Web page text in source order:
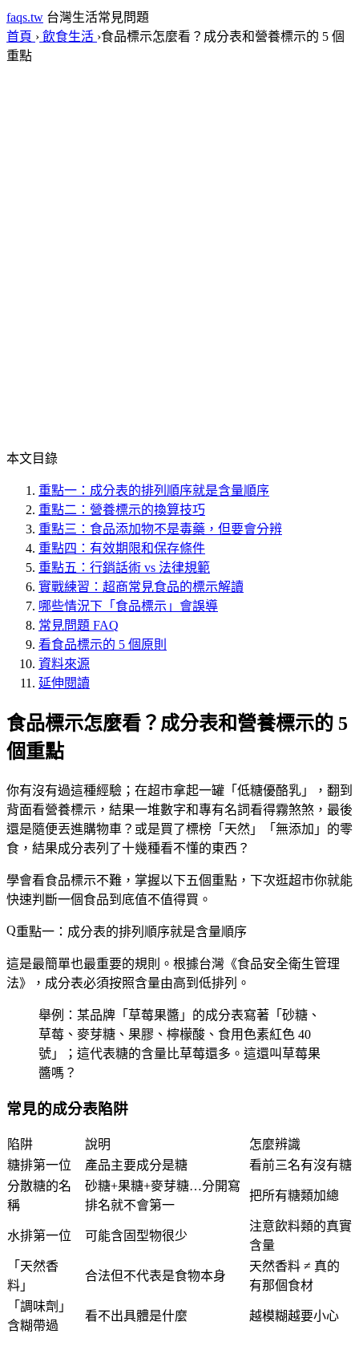
faqs.tw 台灣生活常見問題
首頁 › 飲食生活 ›食品標示怎麼看？成分表和營養標示的 5 個
重點
本文目錄
重點一：成分表的排列順序就是含量順序
重點二：營養標示的換算技巧
重點三：食品添加物不是毒藥，但要會分辨
重點四：有效期限和保存條件
重點五：行銷話術 vs 法律規範
實戰練習：超商常見食品的標示解讀
哪些情況下「食品標示」會誤導
常見問題 FAQ
看食品標示的 5 個原則
資料來源
延伸閱讀
食品標示怎麼看？成分表和營養標示的 5
個重點
你有沒有過這種經驗；在超市拿起一罐「低糖優酪乳」，翻到
背面看營養標示，結果一堆數字和專有名詞看得霧煞煞，最後
還是隨便丟進購物車？或是買了標榜「天然」「無添加」的零
食，結果成分表列了十幾種看不懂的東西？
學會看食品標示不難，掌握以下五個重點，下次逛超市你就能
快速判斷一個食品到底值不值得買。
重點一：成分表的排列順序就是含量順序
這是最簡單也最重要的規則。根據台灣《食品安全衛生管理
法》，成分表必須按照含量由高到低排列。
舉例：某品牌「草莓果醬」的成分表寫著「砂糖、
草莓、麥芽糖、果膠、檸檬酸、食用色素紅色 40
號」；這代表糖的含量比草莓還多。這還叫草莓果
醬嗎？
常見的成分表陷阱
陷阱 說明
怎麼辨識
糖排第一位
產品主要成分是糖
看前三名有沒有糖
分散糖的名
稱
砂糖+果糖+麥芽糖…分開寫
排名就不會第一
把所有糖類加總
水排第一位 可能含固型物很少
注意飲料類的真實
含量
「天然香
料」
合法但不代表是食物本身
天然香料 ≠ 真的
有那個食材
「調味劑」
含糊帶過
看不出具體是什麼 越模糊越要小心